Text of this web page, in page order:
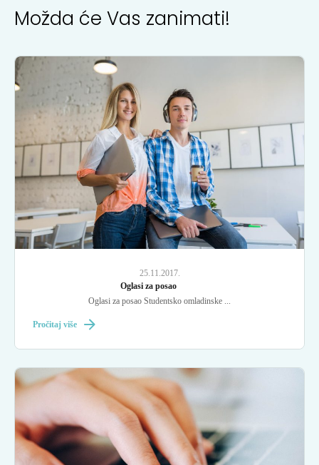
Možda će Vas zanimati!
25.11.2017.
Oglasi za posao
Oglasi za posao Studentsko omladinske ...
Pročitaj više